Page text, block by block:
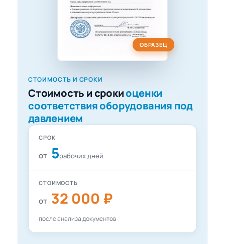
СТОИМОСТЬ И СРОКИ
Стоимость и срокиоценки
соответствия оборудования под
давлением
СРОК
от 5рабочих дней
СТОИМОСТЬ
от 32 000 ₽
после анализа документов
ОБРАЗЕЦ